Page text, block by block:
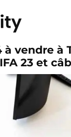
à vendre à
23 et